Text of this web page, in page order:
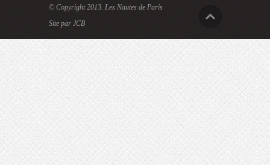
© Copyright 2013. Les Nautes de Paris
Site par JCB